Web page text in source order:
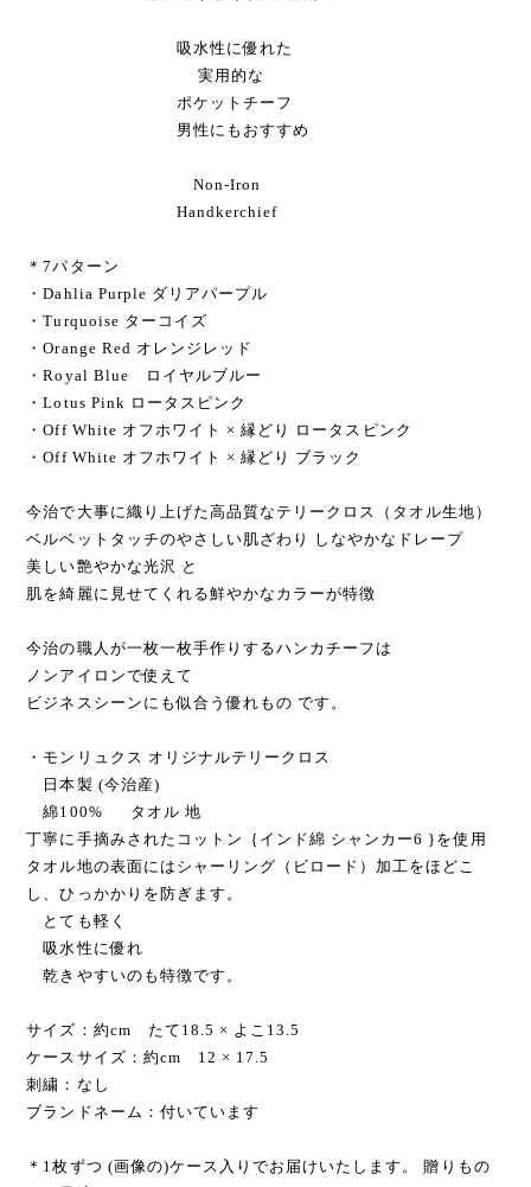
Petitストライプハンカチ
吸水性に優れた
実用的な
男性にもおすすめ
Handkerchief
＊7パターン
・Dahlia Purple ダリアパープル
・Turquoise ターコイズ
・Orange Red オレンジレッド
・Royal Blue ロイヤルブルー
・Lotus Pink ロータスピンク
・Off White オフホワイト × 縁どり ブラック
今治で大事に織り上げた高品質なテリークロス（タオル生地）
ベルベットタッチのやさしい肌ざわり しなやかなドレープ
肌を綺麗に見せてくれる鮮やかなカラーが特徴
今治の職人が一枚一枚手作りするハンカチーフは
ビジネスシーンにも似合う優れもの です。
・モンリュクス オリジナルテリークロス
日本製 (今治産)
綿100% タオル 地
丁寧に手摘みされたコットン｛インド綿 シャンカー6 }を使用
タオル地の表面にはシャーリング（ビロード）加工をほどこ
し、ひっかかりを防ぎます。
とても軽く
乾きやすいのも特徴です。
サイズ：約cm たて18.5 × よこ13.5
ケースサイズ：約cm 12 × 17.5
ブランドネーム：付いています